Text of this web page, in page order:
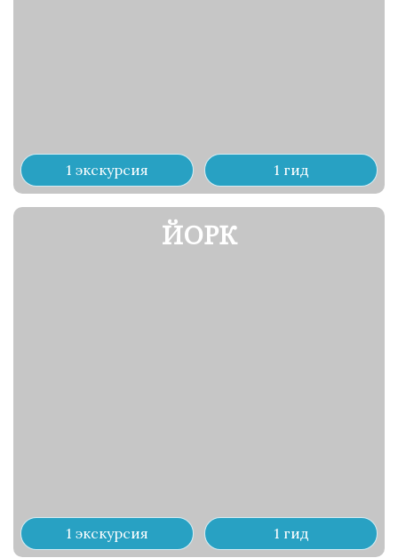
1 экскурсия 1 гид
ЙОРК
1 экскурсия 1 гид